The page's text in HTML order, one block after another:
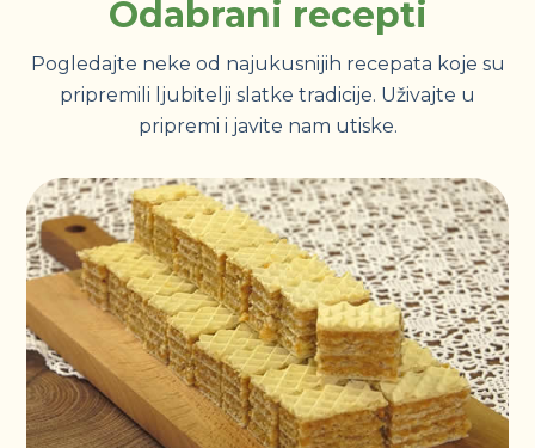
Odabrani recepti
Pogledajte neke od najukusnijih recepata koje su
pripremili ljubitelji slatke tradicije. Uživajte u
pripremi i javite nam utiske.